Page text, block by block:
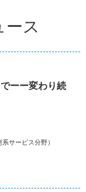
ス
ーー変わり続
サービス分野）